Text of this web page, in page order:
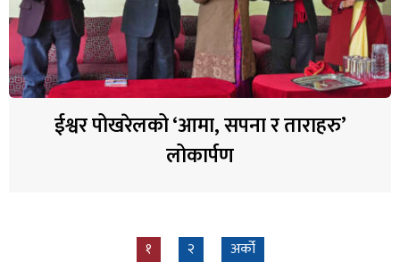
ईश्वर पोखरेलको ‘आमा, सपना र ताराहरु’
लोकार्पण
१ २ अर्को